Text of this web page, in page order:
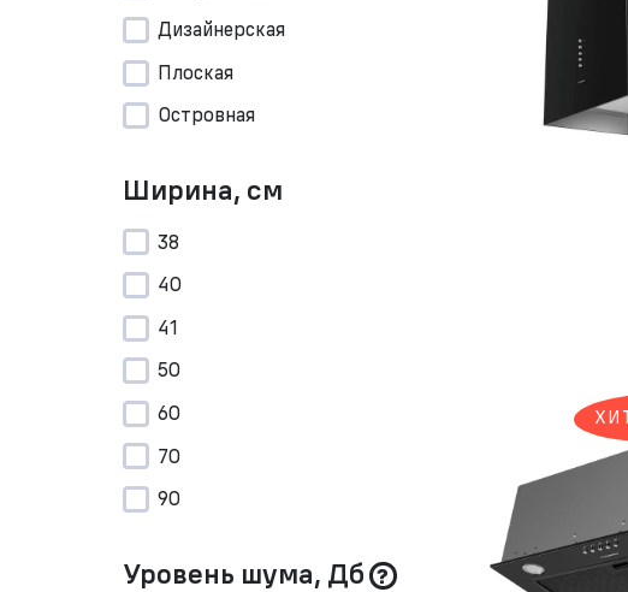
Дизайнерская
Плоская
Островная
Ширина, см
38
40
41
50
60
70
90
Уровень шума, Дб